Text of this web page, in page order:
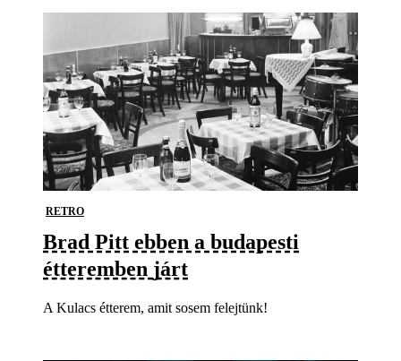
RETRO
Brad Pitt ebben a budapesti
étteremben járt
A Kulacs étterem, amit sosem felejtünk!